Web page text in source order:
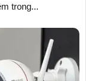
trong...